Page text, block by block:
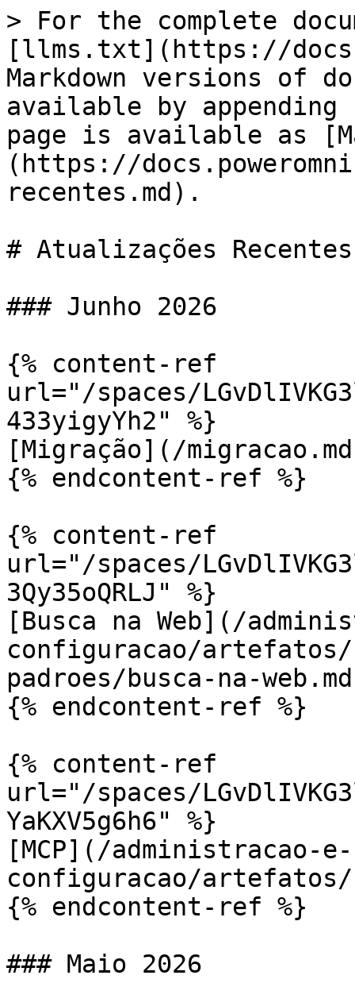
> For the complete
[llms.txt](https://
Markdown versions of
available by
page is available as
(https://
recentes.md).
# Atualizações Recentes
### Junho 2026
{% content-ref
url="/spaces/
433yigyYh2" %}
[Migração](/
{% endcontent-ref %}
{% content-ref
url="/spaces/
3Qy35oQRLJ" %}
[Busca na Web](/
configuracao/
padroes/busca-na-
{% endcontent-ref %}
{% content-ref
url="/spaces/
YaKXV5g6h6" %}
[MCP](/administracao-e-
configuracao/artefatos/
{% endcontent-ref %}
### Maio 2026